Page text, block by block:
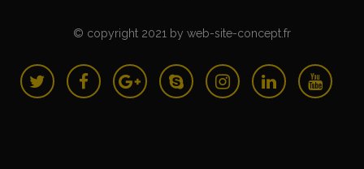
© copyright 2021 by web-site-concept.fr